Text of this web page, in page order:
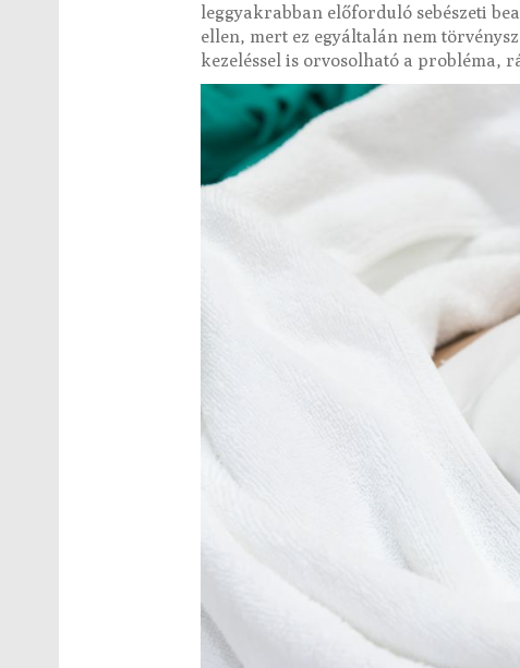
leggyakrabban előforduló sebészeti
ellen, mert ez egyáltalán nem
kezeléssel is orvosolható a probléma,